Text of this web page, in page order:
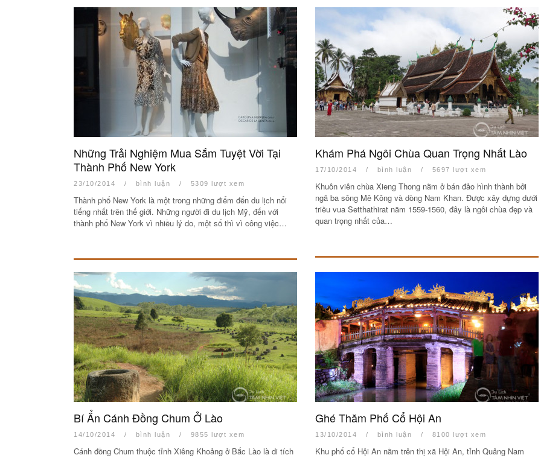
Những Trải Nghiệm Mua Sắm Tuyệt Vời Tại
Thành Phố New York
23/10/2014 / bình luận / 5309 lượt xem
Thành phố New York là một trong những điểm đến du lịch nổi
tiếng nhất trên thế giới. Những người đi du lịch Mỹ, đến với
thành phố New York vì nhiều lý do, một số thì vì công việc…
Khám Phá Ngôi Chùa Quan Trọng Nhất Lào
17/10/2014 / bình luận / 5697 lượt xem
Khuôn viên chùa Xieng Thong nằm ở bán đảo hình thành bởi
ngã ba sông Mê Kông và dòng Nam Khan. Được xây dựng dưới
triều vua Setthathirat năm 1559-1560, đây là ngôi chùa đẹp và
quan trọng nhất của…
Bí Ẩn Cánh Đồng Chum Ở Lào
14/10/2014 / bình luận / 9855 lượt xem
Cánh đồng Chum thuộc tỉnh Xiêng Khoảng ở Bắc Lào là di tích
Ghé Thăm Phố Cổ Hội An
13/10/2014 / bình luận / 8100 lượt xem
Khu phố cổ Hội An nằm trên thị xã Hội An, tỉnh Quảng Nam
Ảnh
KHU NGHỈ DƯỠNG TỐT NHẤT
CHÂU Á TẠI ĐÀ NẴNG – HARNN
HERITAGE SPA